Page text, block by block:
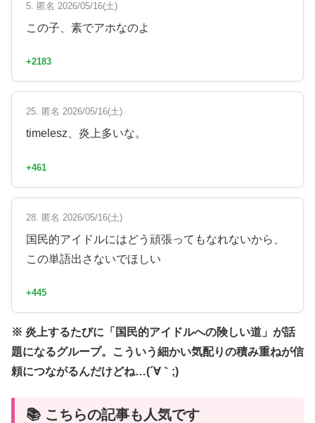
5. 匿名 2026/05/16(土)
この子、素でアホなのよ
+2183
25. 匿名 2026/05/16(土)
timelesz、炎上多いな。
+461
28. 匿名 2026/05/16(土)
国民的アイドルにはどう頑張ってもなれないから、
この単語出さないでほしい
+445
※ 炎上するたびに「国民的アイドルへの険しい道」が話
題になるグループ。こういう細かい気配りの積み重ねが信
頼につながるんだけどね…(´∀｀;)
📚 こちらの記事も人気です